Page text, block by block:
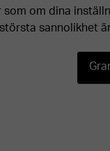
som om dina
största sannolikhet